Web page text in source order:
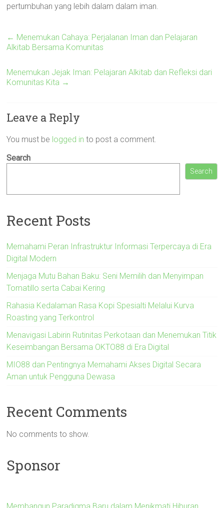
pertumbuhan yang lebih dalam dalam iman.
← Menemukan Cahaya: Perjalanan Iman dan Pelajaran
Alkitab Bersama Komunitas
Menemukan Jejak Iman: Pelajaran Alkitab dan Refleksi dari
Komunitas Kita →
Leave a Reply
You must be logged in to post a comment.
Search
Search
Recent Posts
Memahami Peran Infrastruktur Informasi Terpercaya di Era
Digital Modern
Menjaga Mutu Bahan Baku: Seni Memilih dan Menyimpan
Tomatillo serta Cabai Kering
Rahasia Kedalaman Rasa Kopi Spesialti Melalui Kurva
Roasting yang Terkontrol
Menavigasi Labirin Rutinitas Perkotaan dan Menemukan Titik
Keseimbangan Bersama OKTO88 di Era Digital
MIO88 dan Pentingnya Memahami Akses Digital Secara
Aman untuk Pengguna Dewasa
Recent Comments
No comments to show.
Sponsor
Membangun Paradigma Baru dalam Menikmati Hiburan